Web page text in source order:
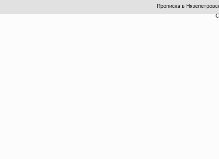
Прописка в